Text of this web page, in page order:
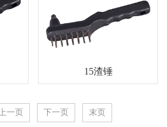
15渣锤
上一页 下一页 末页